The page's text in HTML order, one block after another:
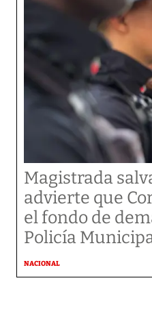
Magistrada
advierte que
el fondo de
Policía
NACIONAL